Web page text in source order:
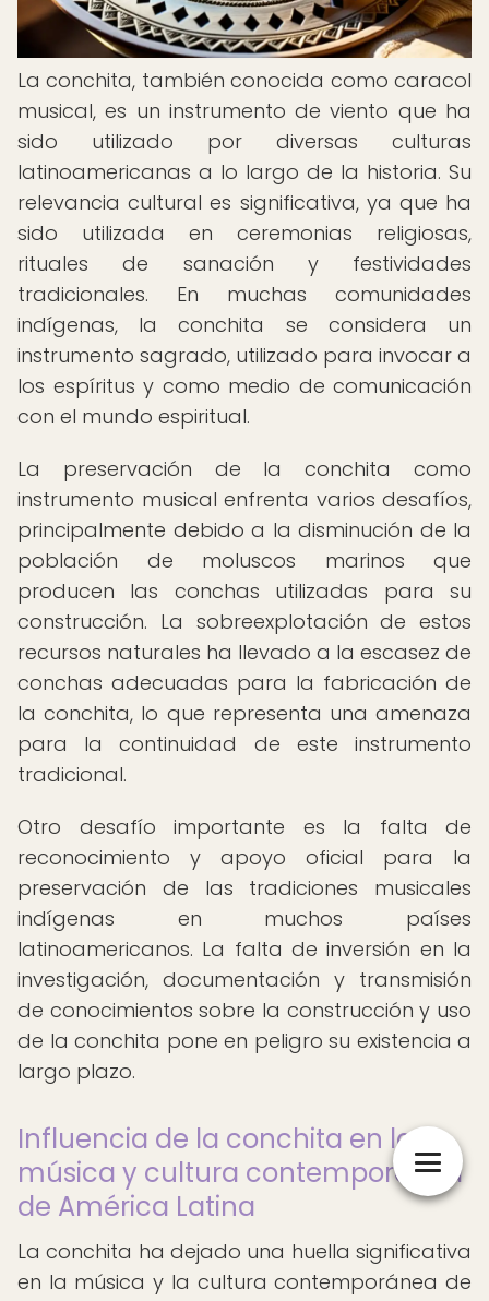
La conchita, también conocida como caracol
musical, es un instrumento de viento que ha
sido utilizado por diversas culturas
latinoamericanas a lo largo de la historia. Su
relevancia cultural es significativa, ya que ha
sido utilizada en ceremonias religiosas,
rituales de sanación y festividades
tradicionales. En muchas comunidades
indígenas, la conchita se considera un
instrumento sagrado, utilizado para invocar a
los espíritus y como medio de comunicación
con el mundo espiritual.
La preservación de la conchita como
instrumento musical enfrenta varios desafíos,
principalmente debido a la disminución de la
población de moluscos marinos que
producen las conchas utilizadas para su
construcción. La sobreexplotación de estos
recursos naturales ha llevado a la escasez de
conchas adecuadas para la fabricación de
la conchita, lo que representa una amenaza
para la continuidad de este instrumento
tradicional.
Otro desafío importante es la falta de
reconocimiento y apoyo oficial para la
preservación de las tradiciones musicales
indígenas en muchos países
latinoamericanos. La falta de inversión en la
investigación, documentación y transmisión
de conocimientos sobre la construcción y uso
de la conchita pone en peligro su existencia a
largo plazo.
Influencia de la conchita en la
música y cultura contemporánea
de América Latina
La conchita ha dejado una huella significativa
en la música y la cultura contemporánea de